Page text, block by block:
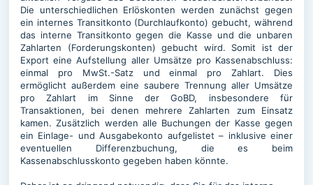
Die unterschiedlichen Erlöskonten werden zunächst gegen
ein internes Transitkonto (Durchlaufkonto) gebucht, während
das interne Transitkonto gegen die Kasse und die unbaren
Zahlarten (Forderungskonten) gebucht wird. Somit ist der
Export eine Aufstellung aller Umsätze pro Kassenabschluss:
einmal pro MwSt.-Satz und einmal pro Zahlart. Dies
ermöglicht außerdem eine saubere Trennung aller Umsätze
pro Zahlart im Sinne der GoBD, insbesondere für
Transaktionen, bei denen mehrere Zahlarten zum Einsatz
kamen. Zusätzlich werden alle Buchungen der Kasse gegen
ein Einlage- und Ausgabekonto aufgelistet – inklusive einer
eventuellen Differenzbuchung, die es beim
Kassenabschlusskonto gegeben haben könnte.